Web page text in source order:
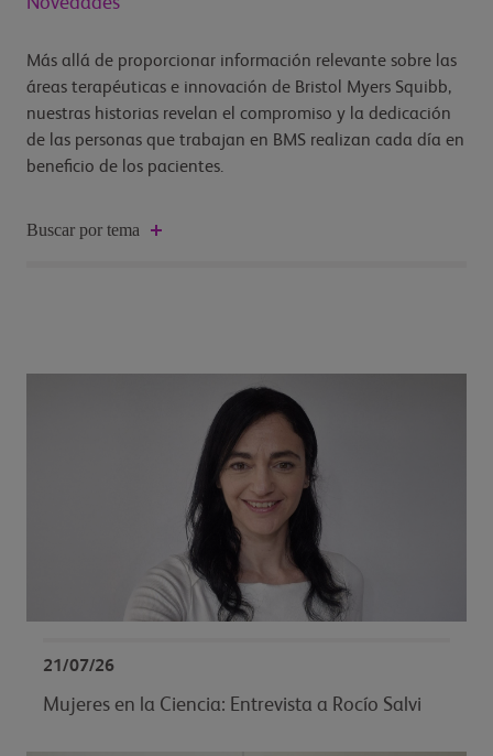
Más allá de proporcionar información relevante sobre las
áreas terapéuticas e innovación de Bristol Myers Squibb,
nuestras historias revelan el compromiso y la dedicación
de las personas que trabajan en BMS realizan cada día en
beneficio de los pacientes.
Buscar por tema
21/07/26
Mujeres en la Ciencia: Entrevista a Rocío Salvi